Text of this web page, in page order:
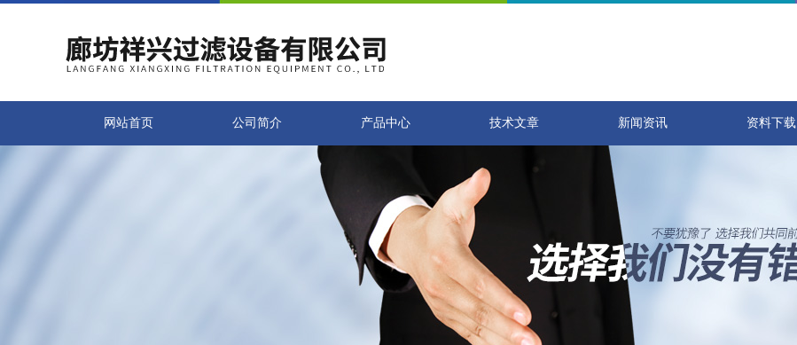
网站首页 公司简介 产品中心 技术文章 新闻资讯 资料下载